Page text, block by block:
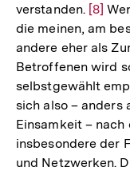
verstanden. Zur
der
[8]
die meinen, am
andere eher als
Betroffenen wird
selbstgewählt
sich also – anders
Einsamkeit –
insbesondere der
und Netzwerken.